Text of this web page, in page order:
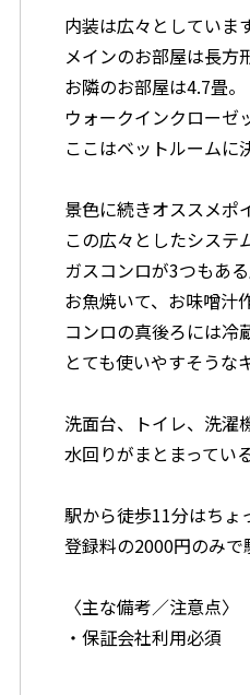
内装は広々としています
メインのお部屋は長方
お隣のお部屋は4.7畳。
ウォークインクローゼ
ここはベットルームに
景色に続きオススメポ
この広々としたシステ
ガスコンロが3つもあ
お魚焼いて、お味噌汁
コンロの真後ろには冷
とても使いやすそうな
洗面台、トイレ、洗濯
水回りがまとまってい
駅から徒歩11分はちょ
登録料の2000円のみで
〈主な備考／注意点〉
・保証会社利用必須